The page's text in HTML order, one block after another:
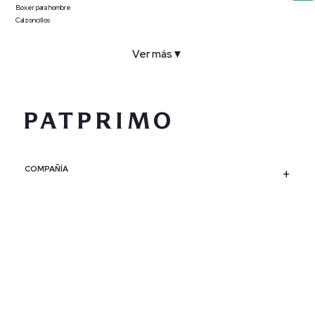
Boxer para hombre
Calzoncillos
Ver más ▼
COMPAÑÍA